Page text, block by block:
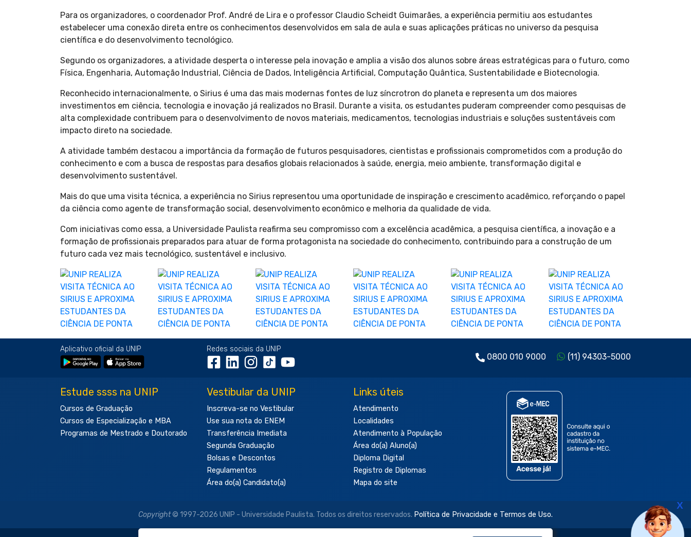
Para os organizadores, o coordenador Prof. André de Lira e o professor Claudio Scheidt Guimarães, a experiência permitiu aos estudantes
estabelecer uma conexão direta entre os conhecimentos desenvolvidos em sala de aula e suas aplicações práticas no universo da pesquisa
científica e do desenvolvimento tecnológico.
Segundo os organizadores, a atividade desperta o interesse pela inovação e amplia a visão dos alunos sobre áreas estratégicas para o futuro, como
Física, Engenharia, Automação Industrial, Ciência de Dados, Inteligência Artificial, Computação Quântica, Sustentabilidade e Biotecnologia.
Reconhecido internacionalmente, o Sirius é uma das mais modernas fontes de luz síncrotron do planeta e representa um dos maiores
investimentos em ciência, tecnologia e inovação já realizados no Brasil. Durante a visita, os estudantes puderam compreender como pesquisas de
alta complexidade contribuem para o desenvolvimento de novos materiais, medicamentos, tecnologias industriais e soluções sustentáveis com
impacto direto na sociedade.
A atividade também destacou a importância da formação de futuros pesquisadores, cientistas e profissionais comprometidos com a produção do
conhecimento e com a busca de respostas para desafios globais relacionados à saúde, energia, meio ambiente, transformação digital e
desenvolvimento sustentável.
Mais do que uma visita técnica, a experiência no Sirius representou uma oportunidade de inspiração e crescimento acadêmico, reforçando o papel
da ciência como agente de transformação social, desenvolvimento econômico e melhoria da qualidade de vida.
Com iniciativas como essa, a Universidade Paulista reafirma seu compromisso com a excelência acadêmica, a pesquisa científica, a inovação e a
formação de profissionais preparados para atuar de forma protagonista na sociedade do conhecimento, contribuindo para a construção de um
futuro cada vez mais tecnológico, sustentável e inclusivo.
Aplicativo oficial da UNIP Redes sociais da UNIP
0800 010 9000 (11) 94303-5000
Estude ssss na UNIP
Cursos de Graduação
Cursos de Especialização e MBA
Programas de Mestrado e Doutorado
Vestibular da UNIP
Inscreva-se no Vestibular
Use sua nota do ENEM
Transferência Imediata
Segunda Graduação
Bolsas e Descontos
Regulamentos
Área do(a) Candidato(a)
Links úteis
Atendimento
Localidades
Atendimento à População
Área do(a) Aluno(a)
Diploma Digital
Registro de Diplomas
Mapa do site
Copyright© 1997-2026 UNIP - Universidade Paulista. Todos os direitos reservados. Política de Privacidade e Termos de Uso.
X